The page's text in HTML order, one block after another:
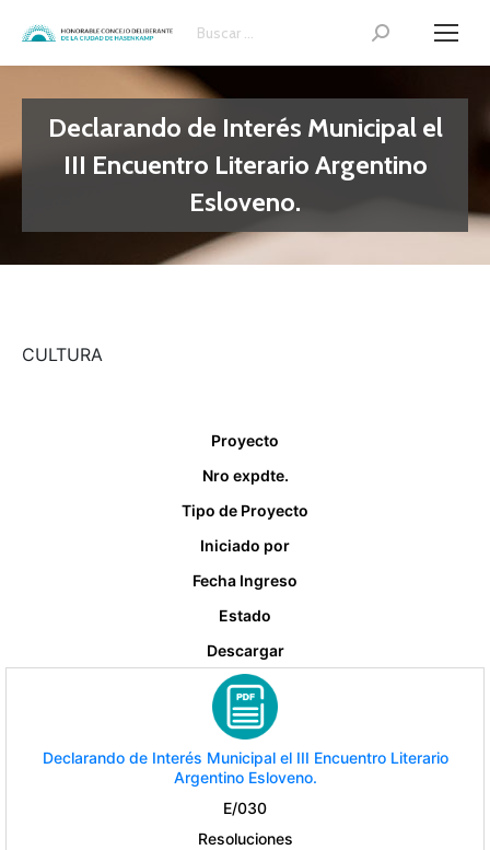
Search:
Declarando de Interés Municipal el
III Encuentro Literario Argentino
Esloveno.
CULTURA
Proyecto
Nro expdte.
Tipo de Proyecto
Iniciado por
Fecha Ingreso
Estado
Descargar
Declarando de Interés Municipal el III Encuentro Literario
Argentino Esloveno.
E/030
Resoluciones